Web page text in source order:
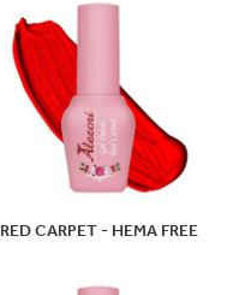
RED CARPET - HEMA FREE